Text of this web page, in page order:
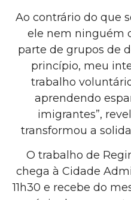
Ao contrário do que
ele nem ninguém
parte de grupos de
princípio, meu
trabalho
aprendendo
imigrantes”,
transformou a
O trabalho de
chega à Cidade
11h30 e recebe do